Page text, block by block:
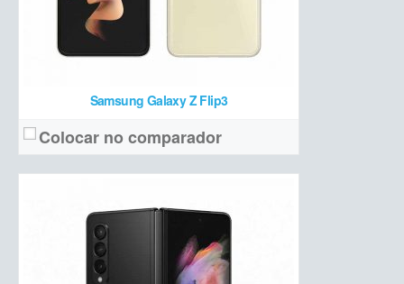
Samsung Galaxy Z Flip3
Colocar no comparador
OLED 6,7 polegadas Full HD+ com 120 Hz
Tripla (12 MP + 12 MP teleobjetiva +12 MP ultrawide + ToF 3D)
Hardware: Apple A15 Bionic + 6 GB de RAM + 128/256/512GB/1TB de armazenamento